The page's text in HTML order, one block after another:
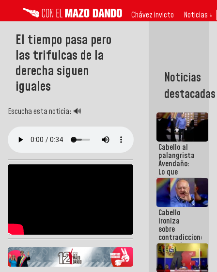
Chávez invicto Noticias ↓
El tiempo pasa pero
las trifulcas de la
derecha siguen
iguales
Escucha esta noticia: 🔊
Noticias
destacadas
Cabello al
palangrista
Avendaño:
Lo que
vayas a
escribir
hazlo hoy
por que no
sabemos si
la semana
que viene
hay
programa
Cabello
ironiza
sobre
contradicciones
y mentiras
de María
Machado: